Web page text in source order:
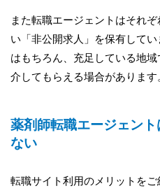
また転職エージェントはそれ
い「非公開求人」を保有して
はもちろん、充足している地
介してもらえる場合があります
薬剤師転職エージェン
ない
転職サイト利用のメリットを